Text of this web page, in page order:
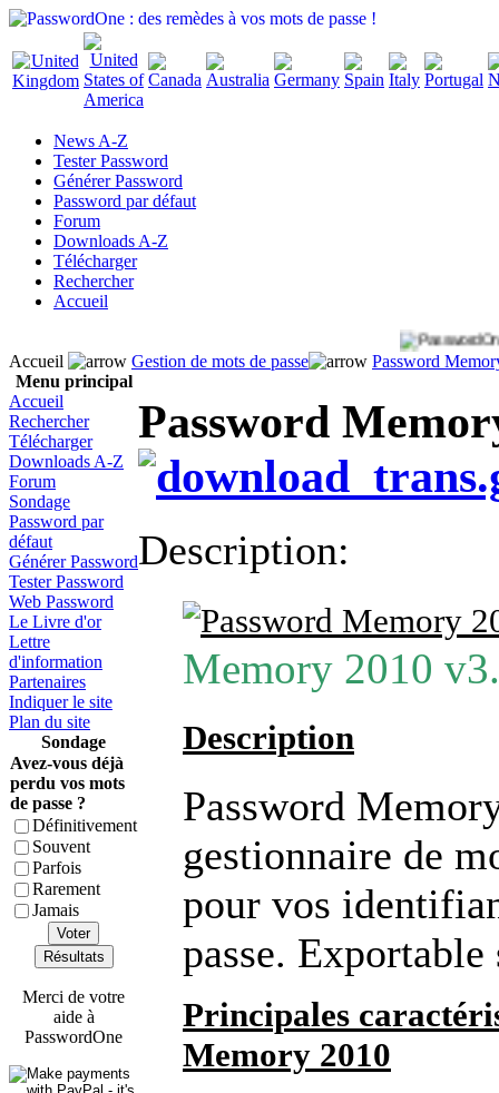
News A-Z
Tester Password
Générer Password
Password par défaut
Forum
Downloads A-Z
Télécharger
Rechercher
Accueil
Accueil Gestion de mots de passe
Password
Menu principal
Accueil
Rechercher
Télécharger
Downloads A-Z
Forum
Sondage
Password par
défaut
Générer Password
Tester Password
Web Password
Le Livre d'or
Lettre
d'information
Partenaires
Indiquer le site
Plan du site
Sondage
Avez-vous déjà
perdu vos mots
de passe ?
Définitivement
Souvent
Parfois
Rarement
Jamais
Voter
Résultats
Merci de votre
aide à
PasswordOne
Password
Description:
Memory 2010
Description
Password
gestionnaire de
pour vos
passe.
Principales
Memory 2010